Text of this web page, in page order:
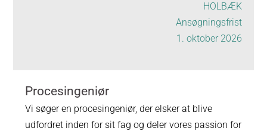
HOLBÆK
Ansøgningsfrist
1. oktober 2026
Procesingeniør
Vi søger en procesingeniør, der elsker at blive
udfordret inden for sit fag og deler vores passion for